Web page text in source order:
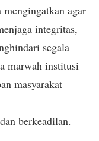
mengingatkan agar
integritas,
segala
marwah institusi
masyarakat
berkeadilan.